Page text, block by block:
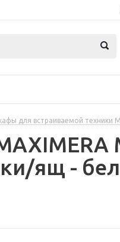
для встраиваемой техники
ящ -